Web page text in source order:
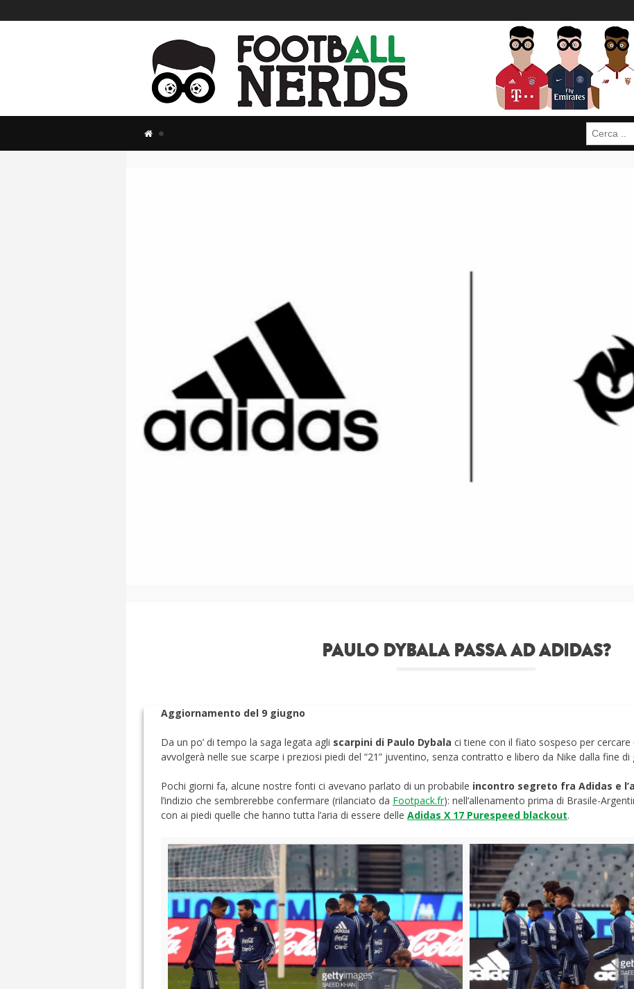
Cerca:
PAULO DYBALA PASSA AD ADIDAS?
Aggiornamento del 9 giugno
Da un po’ di tempo la saga legata agli scarpini di Paulo Dybala ci tiene con il fiato sospeso per cercare
avvolgerà nelle sue scarpe i preziosi piedi del “21” juventino, senza contratto e libero da Nike dalla fine di
Pochi giorni fa, alcune nostre fonti ci avevano parlato di un probabile incontro segreto fra Adidas e
l’indizio che sembrerebbe confermare (rilanciato da Footpack.fr): nell’allenamento prima di Brasile-
con ai piedi quelle che hanno tutta l’aria di essere delle Adidas X 17 Purespeed blackout.